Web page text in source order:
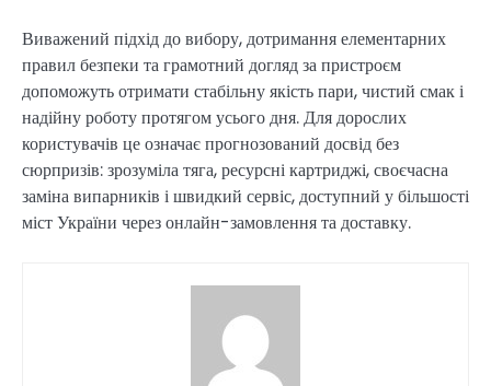
Виважений підхід до вибору, дотримання елементарних
правил безпеки та грамотний догляд за пристроєм
допоможуть отримати стабільну якість пари, чистий смак і
надійну роботу протягом усього дня. Для дорослих
користувачів це означає прогнозований досвід без
сюрпризів: зрозуміла тяга, ресурсні картриджі, своєчасна
заміна випарників і швидкий сервіс, доступний у більшості
міст України через онлайн-замовлення та доставку.